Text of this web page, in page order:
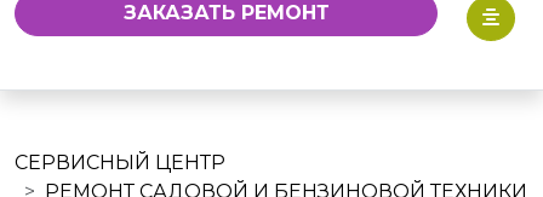
ЗАКАЗАТЬ РЕМОНТ
СЕРВИСНЫЙ ЦЕНТР
РЕМОНТ САДОВОЙ И БЕНЗИНОВОЙ ТЕХНИКИ